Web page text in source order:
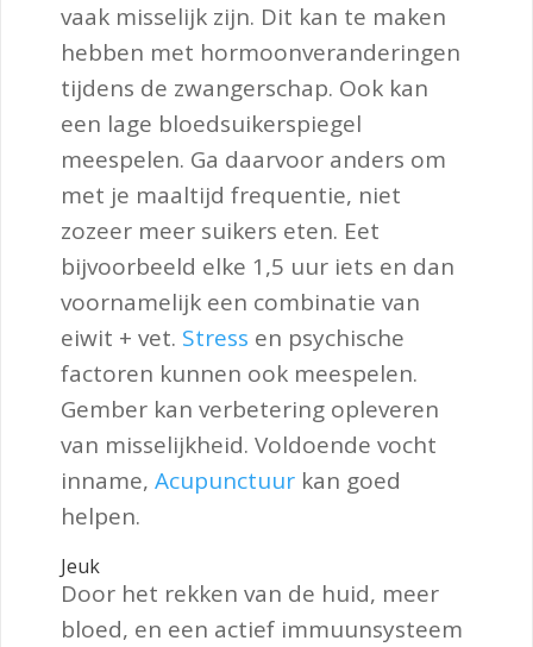
vaak misselijk zijn. Dit kan te maken
hebben met hormoonveranderingen
tijdens de zwangerschap. Ook kan
een lage bloedsuikerspiegel
meespelen. Ga daarvoor anders om
met je maaltijd frequentie, niet
zozeer meer suikers eten. Eet
bijvoorbeeld elke 1,5 uur iets en dan
voornamelijk een combinatie van
eiwit + vet. Stress en psychische
factoren kunnen ook meespelen.
Gember kan verbetering opleveren
van misselijkheid. Voldoende vocht
inname, Acupunctuur kan goed
helpen.
Jeuk
Door het rekken van de huid, meer
bloed, en een actief immuunsysteem